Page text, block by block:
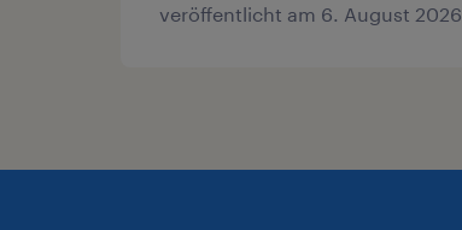
veröffentlicht am 6. August 2026